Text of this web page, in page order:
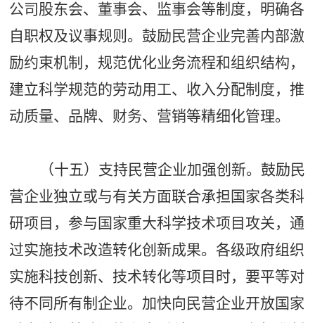
公司股东会、董事会、监事会等制度，明确各
自职权及议事规则。鼓励民营企业完善内部激
励约束机制，规范优化业务流程和组织结构，
建立科学规范的劳动用工、收入分配制度，推
动质量、品牌、财务、营销等精细化管理。
（十五）支持民营企业加强创新。鼓励民
营企业独立或与有关方面联合承担国家各类科
研项目，参与国家重大科学技术项目攻关，通
过实施技术改造转化创新成果。各级政府组织
实施科技创新、技术转化等项目时，要平等对
待不同所有制企业。加快向民营企业开放国家